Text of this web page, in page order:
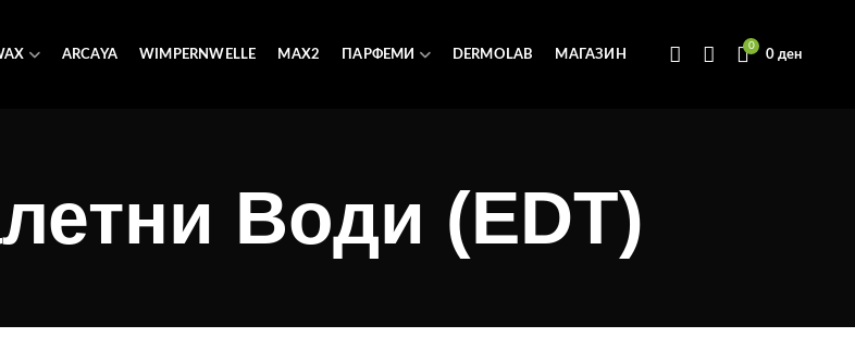
ARCAYA WIMPERNWELLE MAX2 ПАРФЕМИ DERMOLAB МАГАЗИН
0
0ден
Води (EDT)